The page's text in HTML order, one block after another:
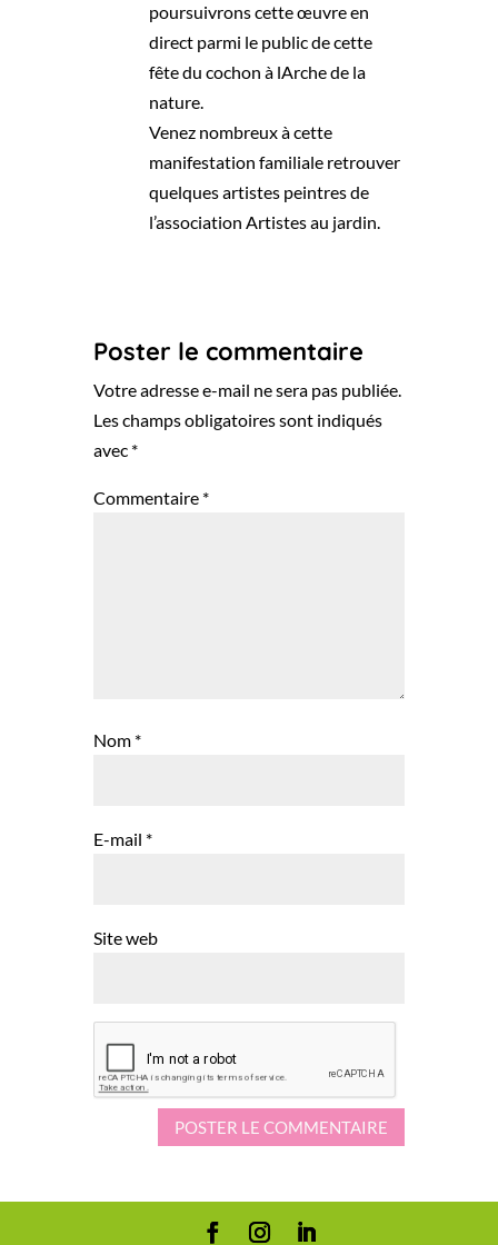
poursuivrons cette œuvre en
direct parmi le public de cette
fête du cochon à lArche de la
nature.
Venez nombreux à cette
manifestation familiale retrouver
quelques artistes peintres de
l’association Artistes au jardin.
Poster le commentaire
Votre adresse e-mail ne sera pas publiée.
Les champs obligatoires sont indiqués
avec *
Commentaire *
Nom *
E-mail *
Site web